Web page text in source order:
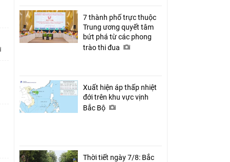
7 thành phố trực thuộc
Trung ương quyết tâm
bứt phá từ các phong
trào thi đua
Xuất hiện áp thấp nhiệt
đới trên khu vực vịnh
Bắc Bộ
Thời tiết ngày 7/8: Bắc